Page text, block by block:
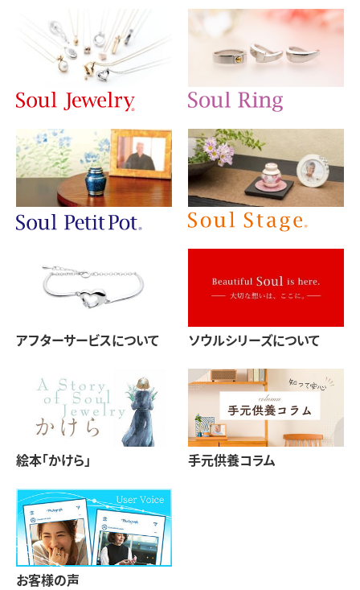
アフターサービスについて ソウルシリーズについて
絵本「かけら」 手元供養コラム
お客様の声